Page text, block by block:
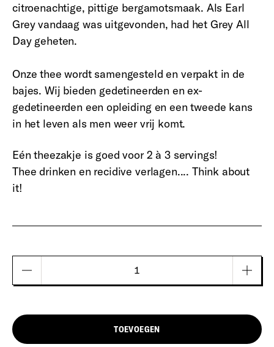
citroenachtige, pittige bergamotsmaak. Als Earl
Grey vandaag was uitgevonden, had het Grey All
Day geheten.
Onze thee wordt samengesteld en verpakt in de
bajes. Wij bieden gedetineerden en ex-
gedetineerden een opleiding en een tweede kans
in het leven als men weer vrij komt.
Eén theezakje is goed voor 2 à 3 servings!
Thee drinken en recidive verlagen.... Think about
it!
TOEVOEGEN